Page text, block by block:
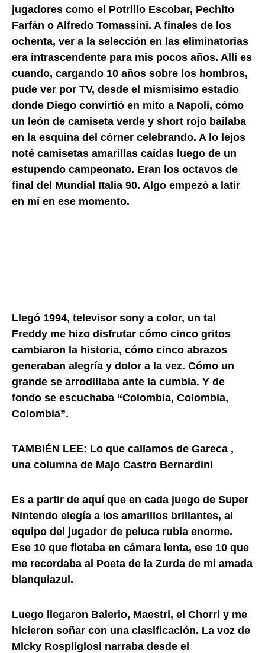
jugadores como el Potrillo Escobar, Pechito
Farfán o Alfredo Tomassini. A finales de los
ochenta, ver a la selección en las eliminatorias
era intrascendente para mis pocos años. Allí es
cuando, cargando 10 años sobre los hombros,
pude ver por TV, desde el mismísimo estadio
donde Diego convirtió en mito a Napoli, cómo
un león de camiseta verde y short rojo bailaba
en la esquina del córner celebrando. A lo lejos
noté camisetas amarillas caídas luego de un
estupendo campeonato. Eran los octavos de
final del Mundial Italia 90. Algo empezó a latir
en mí en ese momento.
Llegó 1994, televisor sony a color, un tal
Freddy me hizo disfrutar cómo cinco gritos
cambiaron la historia, cómo cinco abrazos
generaban alegría y dolor a la vez. Cómo un
grande se arrodillaba ante la cumbia. Y de
fondo se escuchaba “Colombia, Colombia,
Colombia”.
TAMBIÉN LEE: Lo que callamos de Gareca ,
una columna de Majo Castro Bernardini
Es a partir de aquí que en cada juego de Super
Nintendo elegía a los amarillos brillantes, al
equipo del jugador de peluca rubia enorme.
Ese 10 que flotaba en cámara lenta, ese 10 que
me recordaba al Poeta de la Zurda de mi amada
blanquiazul.
Luego llegaron Balerio, Maestri, el Chorri y me
hicieron soñar con una clasificación. La voz de
Micky Rospliglosi narraba desde el